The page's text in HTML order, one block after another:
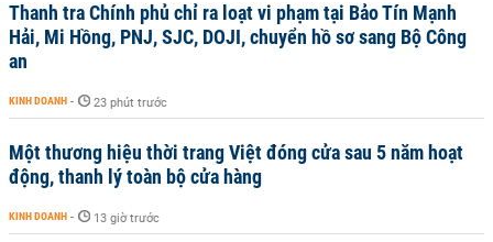
Thanh tra Chính phủ chỉ ra loạt vi phạm tại Bảo Tín Mạnh
Hải, Mi Hồng, PNJ, SJC, DOJI, chuyển hồ sơ sang Bộ Công
an
KINH DOANH - 23 phút trước
Một thương hiệu thời trang Việt đóng cửa sau 5 năm hoạt
động, thanh lý toàn bộ cửa hàng
KINH DOANH - 13 giờ trước